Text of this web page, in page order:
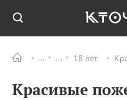
18 лет
Красивые